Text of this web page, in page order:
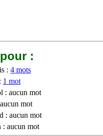
:
: 4 mots
1 mot
: aucun mot
mot
: aucun mot
: aucun mot